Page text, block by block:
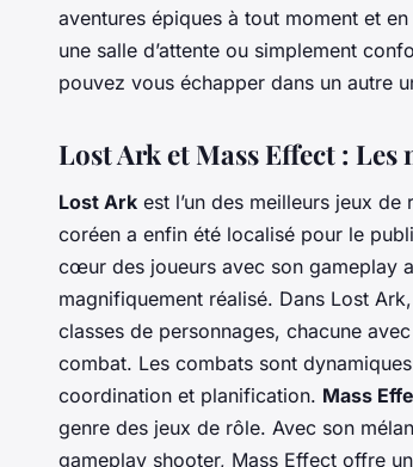
aventures épiques à tout moment et
une salle d’attente ou simplement
pouvez vous échapper dans un autre
Lost Ark et Mass Effect :
Lost Ark est l’un des meilleurs jeux
coréen a enfin été localisé pour le
cœur des joueurs avec son gameplay
magnifiquement réalisé. Dans Lost
classes de personnages, chacune
combat. Les combats sont
coordination et planification. Mass
genre des jeux de rôle. Avec son
gameplay shooter, Mass Effect offre